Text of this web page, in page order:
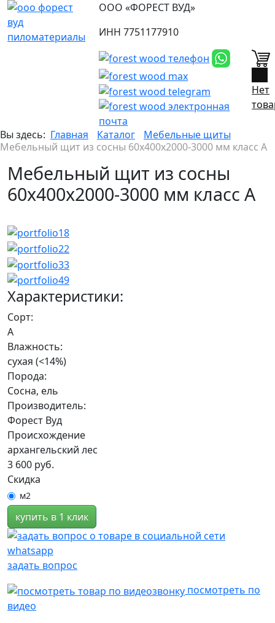
ООО «ФОРЕСТ ВУД»
ИНН 7751177910
Нет
Вы здесь: Главная Каталог
Мебельные щиты
Мебельный щит из сосны 60х400х2000-3000 мм класс А
Мебельный щит из сосны
60х400х2000-3000 мм класс А
Характеристики:
Сорт:
А
Влажность:
сухая (<14%)
Порода:
Сосна, ель
Производитель:
Форест Вуд
Происхождение
архангельский лес
3 600 руб.
Скидка
м2
купить в 1 клик
задать вопрос
посмотреть по
видео